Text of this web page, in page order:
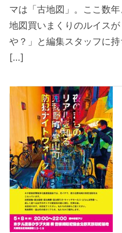
マは「古地図」。ここ数
地図買いまくりのルイス
や？」と編集スタッフに
[…]